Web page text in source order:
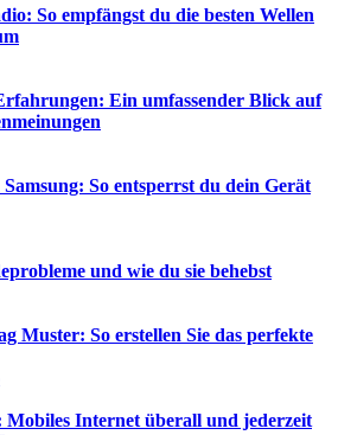
So empfängst du die besten Wellen
Ein umfassender Blick auf
So entsperrst du dein Gerät
und wie du sie behebst
Muster: So erstellen Sie das perfekte
Internet überall und jederzeit